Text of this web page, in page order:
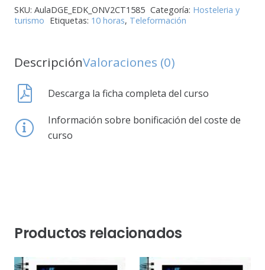
SKU: AulaDGE_EDK_ONV2CT1585 Categoría: Hosteleria y
turismo Etiquetas: 10 horas, Teleformación
DescripciónValoraciones (0)
Descarga la ficha completa del curso
Información sobre bonificación del coste de
curso
Productos relacionados